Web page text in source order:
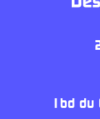
1bd du